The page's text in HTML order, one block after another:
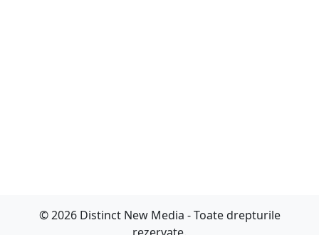
© 2026 Distinct New Media - Toate drepturile